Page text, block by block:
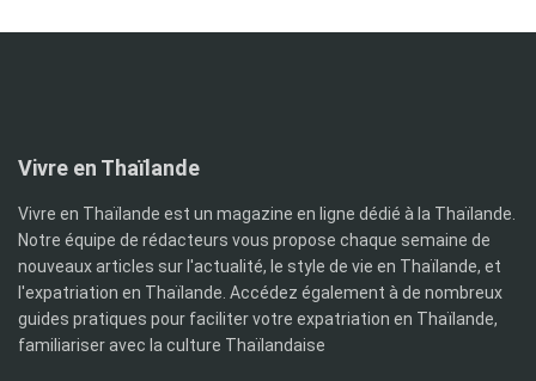
Vivre en Thaïlande
Vivre en Thaïlande est un magazine en ligne dédié à la Thaïlande.
Notre équipe de rédacteurs vous propose chaque semaine de
nouveaux articles sur l'actualité, le style de vie en Thaïlande, et
l'expatriation en Thaïlande. Accédez également à de nombreux
guides pratiques pour faciliter votre expatriation en Thaïlande,
familiariser avec la culture Thaïlandaise